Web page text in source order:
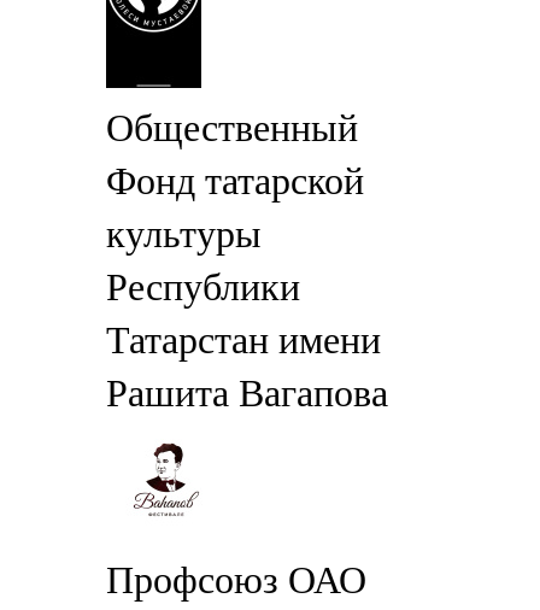
Общественный
Фонд татарской
культуры
Республики
Татарстан имени
Рашита Вагапова
Профсоюз ОАО